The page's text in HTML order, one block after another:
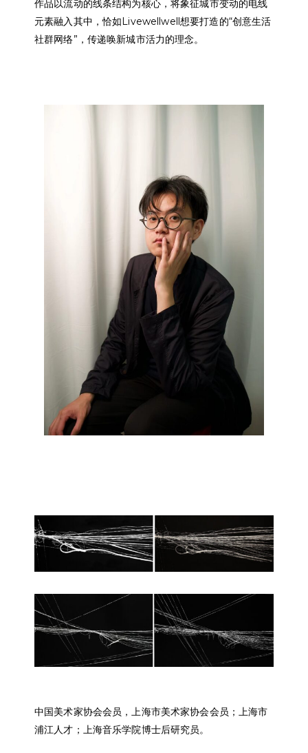
作品以流动的线条结构为核心，将象征城市变动的电线
元素融入其中，恰如Livewellwell想要打造的“创意生活
社群网络”，传递唤新城市活力的理念。
中国美术家协会会员，上海市美术家协会会员；上海市
浦江人才；上海音乐学院博士后研究员。